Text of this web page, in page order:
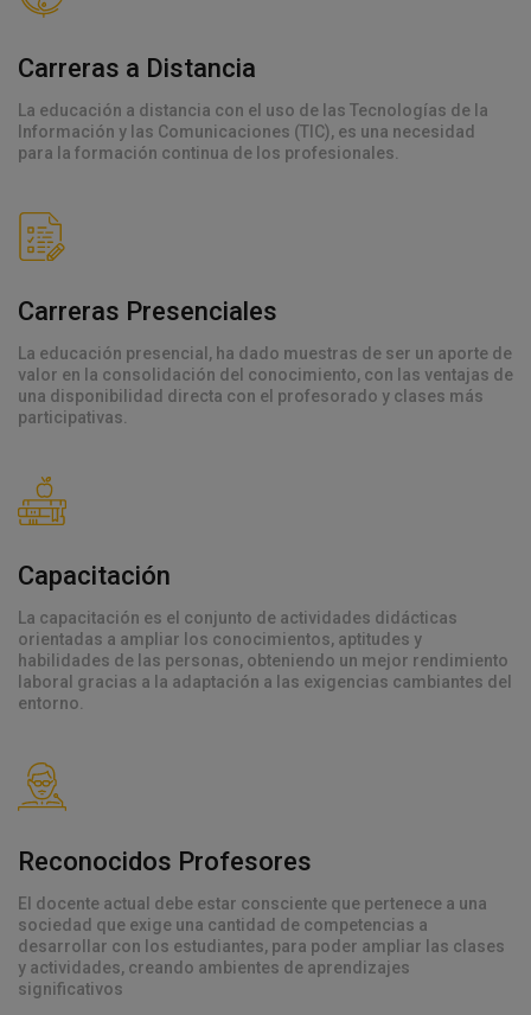
Carreras a Distancia
La educación a distancia con el uso de las Tecnologías de la
Información y las Comunicaciones (TIC), es una necesidad
para la formación continua de los profesionales.
Carreras Presenciales
La educación presencial, ha dado muestras de ser un aporte de
valor en la consolidación del conocimiento, con las ventajas de
una disponibilidad directa con el profesorado y clases más
participativas.
Capacitación
La capacitación es el conjunto de actividades didácticas
orientadas a ampliar los conocimientos, aptitudes y
habilidades de las personas, obteniendo un mejor rendimiento
laboral gracias a la adaptación a las exigencias cambiantes del
entorno.
Reconocidos Profesores
El docente actual debe estar consciente que pertenece a una
sociedad que exige una cantidad de competencias a
desarrollar con los estudiantes, para poder ampliar las clases
y actividades, creando ambientes de aprendizajes
significativos